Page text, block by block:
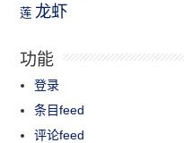
莲 龙虾
功能
登录
条目feed
评论feed